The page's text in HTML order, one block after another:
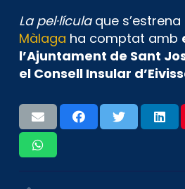
La pel·lículaque s’estrena
Màlaga ha comptat amb
l’Ajuntament de Sant
el Consell Insular